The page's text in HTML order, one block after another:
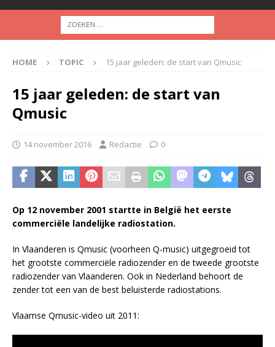
HOME TOPIC 15 jaar geleden: de start van Qmusic
15 jaar geleden: de start van
Qmusic
14 november 2016 Redactie 0
Op 12 november 2001 startte in België het eerste
commerciële landelijke radiostation.
In Vlaanderen is Qmusic (voorheen Q-music) uitgegroeid tot
het grootste commerciële radiozender en de tweede grootste
radiozender van Vlaanderen. Ook in Nederland behoort de
zender tot een van de best beluisterde radiostations.
Vlaamse Qmusic-video uit 2011: